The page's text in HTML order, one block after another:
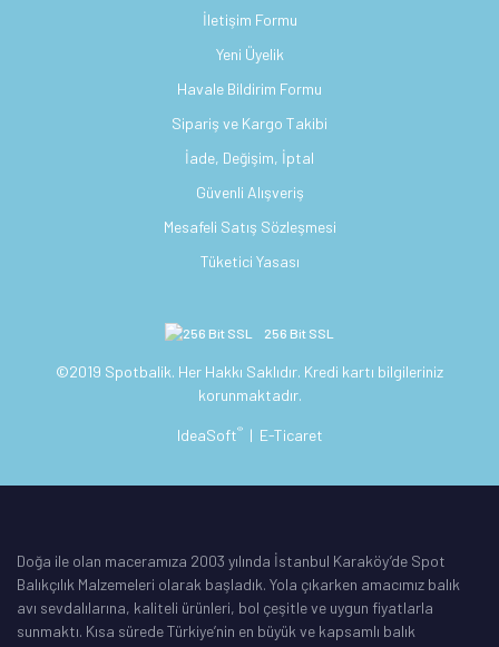
İletişim Formu
Yeni Üyelik
Havale Bildirim Formu
Sipariş ve Kargo Takibi
İade, Değişim, İptal
Güvenli Alışveriş
Mesafeli Satış Sözleşmesi
Tüketici Yasası
256 Bit SSL
©2019 Spotbalik. Her Hakkı Saklıdır. Kredi kartı bilgileriniz
korunmaktadır.
IdeaSoft® | E-Ticaret
Doğa ile olan maceramıza 2003 yılında İstanbul Karaköy’de Spot
Balıkçılık Malzemeleri olarak başladık. Yola çıkarken amacımız balık
avı sevdalılarına, kaliteli ürünleri, bol çeşitle ve uygun fiyatlarla
sunmaktı. Kısa sürede Türkiye’nin en büyük ve kapsamlı balık